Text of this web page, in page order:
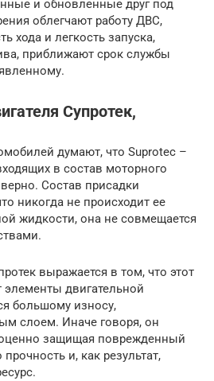
и обновленные друг под
облегчают работу ДВС,
хода и легкость запуска,
приближают срок службы
Супротек,
думают, что Suprotec –
в состав моторного
Состав присадки
никогда не происходит ее
жидкости, она не совмещается
выражается в том, что этот
двигательной
большому износу,
слоем. Иначе говоря, он
защищая поврежденный
и, как результат,